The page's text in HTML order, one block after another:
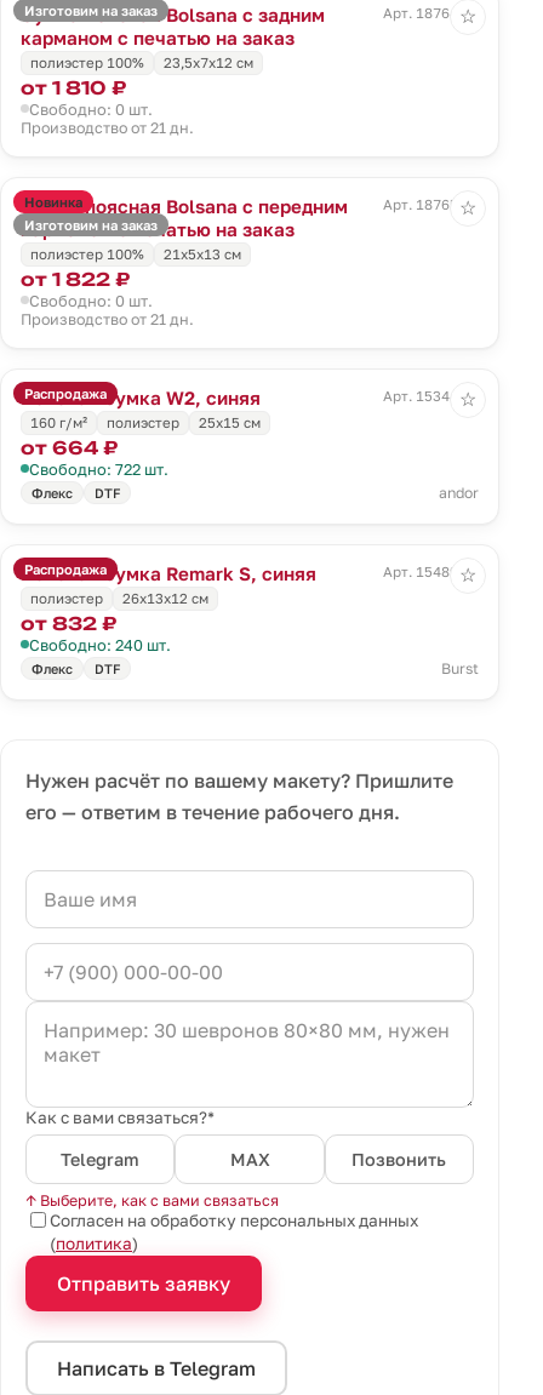
Изготовим на заказ
Сумка поясная Bolsana с задним
карманом с печатью на заказ
Арт. 18764.00
полиэстер 100% 23,5х7х12 см
от 1 810 ₽
Свободно: 0 шт.
Производство от 21 дн.
☆
Новинка
Изготовим на заказ
Сумка поясная Bolsana с передним
карманом с печатью на заказ
Арт. 18765.00
полиэстер 100% 21х5х13 см
от 1 822 ₽
Свободно: 0 шт.
Производство от 21 дн.
☆
Распродажа
Поясная сумка W2, синяя
Арт. 15344.40
160 г/м²
полиэстер 25х15 см
от 664 ₽
Свободно: 722 шт.
Флекс DTF andor
☆
Распродажа
Поясная сумка Remark S, синяя
Арт. 15489.40
полиэстер
26х13х12 см
от 832 ₽
Свободно: 240 шт.
Флекс DTF Burst
☆
Нужен расчёт по вашему макету? Пришлите
его — ответим в течение рабочего дня.
Как с вами связаться?*
Telegram MAX Позвонить
↑ Выберите, как с вами связаться
Согласен на обработку персональных данных
(политика)
Отправить заявку
Написать в Telegram